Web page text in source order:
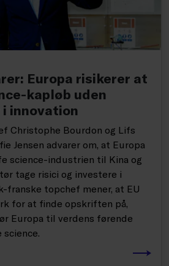
Europa risikerer at
kapløb uden
innovation
Christophe Bourdon og Lifs
Jensen advarer om, at Europa
science-industrien til Kina og
tage risici og investere i
franske topchef mener, at EU
for at finde opskriften på,
Europa til verdens førende